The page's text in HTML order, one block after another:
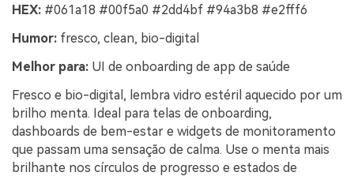
HEX: #061a18 #00f5a0 #2dd4bf #94a3b8 #e2fff6
Humor: fresco, clean, bio-digital
Melhor para: UI de onboarding de app de saúde
Fresco e bio-digital, lembra vidro estéril aquecido por um
brilho menta. Ideal para telas de onboarding,
dashboards de bem-estar e widgets de monitoramento
que passam uma sensação de calma. Use o menta mais
brilhante nos círculos de progresso e estados de